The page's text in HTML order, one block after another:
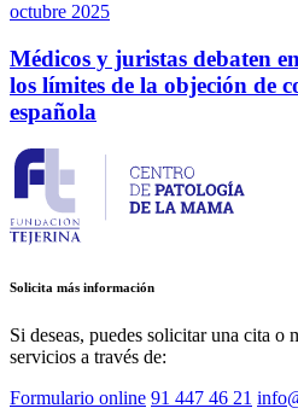
octubre 2025
Médicos y juristas debaten
los límites de la objeción de
española
Solicita más información
Si deseas, puedes solicitar una cita o
servicios a través de:
Formulario online 91 447 46 21